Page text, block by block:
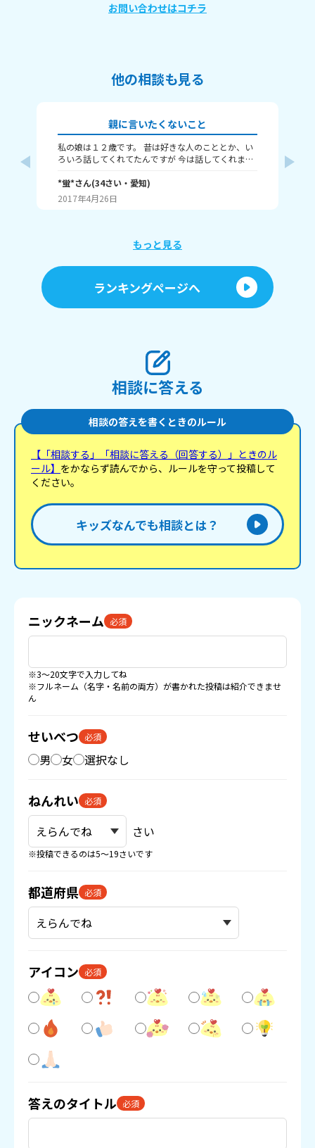
お問い合わせはコチラ
他の相談も見る
親に言いたくないこと
私の娘は１２歳です。 昔は好きな人のこととか、い
ろいろ話してくれてたんですが 今は話してくれませ
もし良かったら何を隠してるのか教えてください。
*蛍*さん(34さい・ 愛知)
2017年4月26日
もっと見る
ランキングページへ
相談に答える
相談の答えを書くときのルール
【「相談する」「相談に答える（回答する）」ときのル
ール】 をかならず読んでから、ルールを守って投稿して
ください。
キッズなんでも相談とは？
ニックネーム 必須
※3〜20文字で入力してね
※フルネーム（名字・名前の両方）が書かれた投稿は紹介できませ
ん
せいべつ 必須
男 女 選択なし
ねんれい 必須
さい
※投稿できるのは5〜19さいです
都道府県 必須
アイコン 必須
答えのタイトル 必須